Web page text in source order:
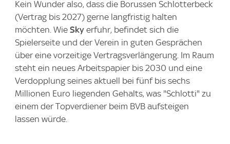
Kein Wunder also, dass die Borussen Schlotterbeck
(Vertrag bis 2027) gerne langfristig halten
möchten. Wie Sky erfuhr, befindet sich die
Spielerseite und der Verein in guten Gesprächen
über eine vorzeitige Vertragsverlängerung. Im Raum
steht ein neues Arbeitspapier bis 2030 und eine
Verdopplung seines aktuell bei fünf bis sechs
Millionen Euro liegenden Gehalts, was "Schlotti" zu
einem der Topverdiener beim BVB aufsteigen
lassen würde.